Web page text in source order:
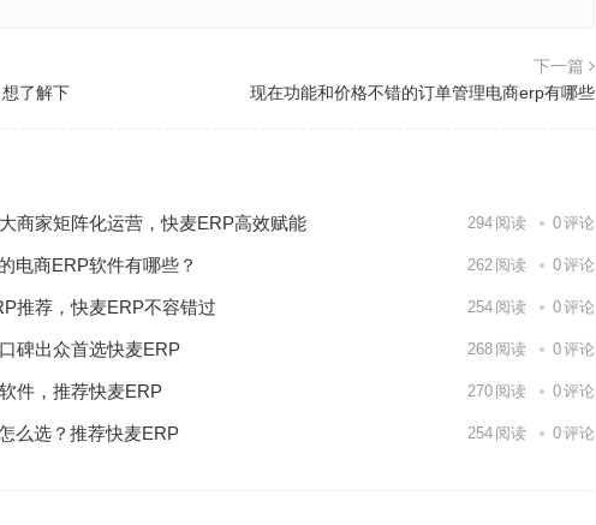
了解下
下一篇
现在功能和价格不错的订单管理电商erp有哪些
商家矩阵化运营，快麦ERP高效赋能 294 阅读 0评论
电商ERP软件有哪些？ 262 阅读 0评论
推荐，快麦ERP不容错过 254 阅读 0评论
碑出众首选快麦ERP 268 阅读 0评论
件，推荐快麦ERP 270 阅读 0评论
么选？推荐快麦ERP 254 阅读 0评论